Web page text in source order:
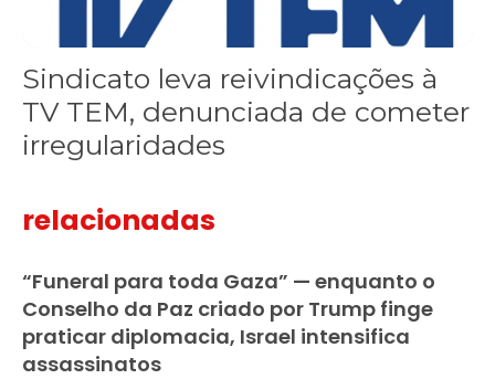
Sindicato leva reivindicações à
TV TEM, denunciada de cometer
irregularidades
relacionadas
“Funeral para toda Gaza” — enquanto o
Conselho da Paz criado por Trump finge
praticar diplomacia, Israel intensifica
assassinatos